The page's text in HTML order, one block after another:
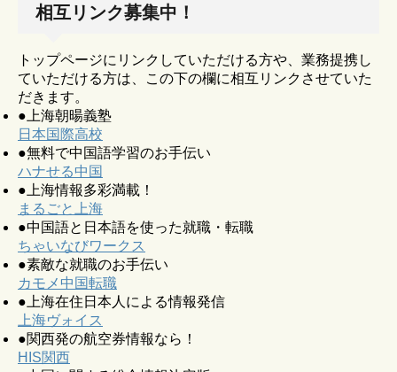
相互リンク募集中！
トップページにリンクしていただける方や、業務提携し
ていただける方は、この下の欄に相互リンクさせていた
だきます。
●上海朝暘義塾
日本国際高校
●無料で中国語学習のお手伝い
ハナせる中国
●上海情報多彩満載！
まるごと上海
●中国語と日本語を使った就職・転職
ちゃいなびワークス
●素敵な就職のお手伝い
カモメ中国転職
●上海在住日本人による情報発信
上海ヴォイス
●関西発の航空券情報なら！
HIS関西